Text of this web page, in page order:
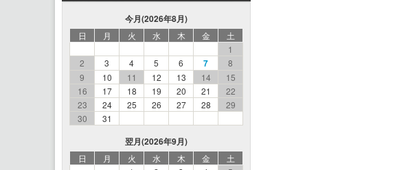
今月(2026年8月)
日 月 火 水 木 金
土
1
2
3 4 5 6 7
8
9
10 11 12 13 14
15
16
17 18 19 20 21
22
23
24 25 26 27 28
29
30
31
翌月(2026年9月)
日 月 火 水 木 金
土